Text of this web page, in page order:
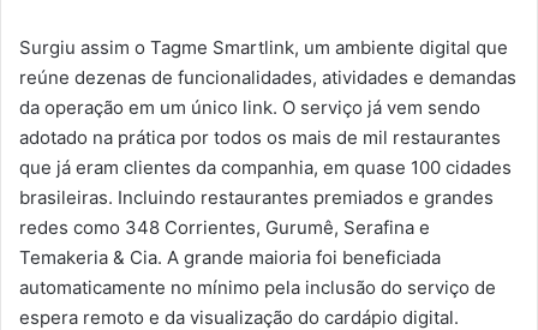
Surgiu assim o Tagme Smartlink, um ambiente digital que
reúne dezenas de funcionalidades, atividades e demandas
da operação em um único link. O serviço já vem sendo
adotado na prática por todos os mais de mil restaurantes
que já eram clientes da companhia, em quase 100 cidades
brasileiras. Incluindo restaurantes premiados e grandes
redes como 348 Corrientes, Gurumê, Serafina e
Temakeria & Cia. A grande maioria foi beneficiada
automaticamente no mínimo pela inclusão do serviço de
espera remoto e da visualização do cardápio digital.